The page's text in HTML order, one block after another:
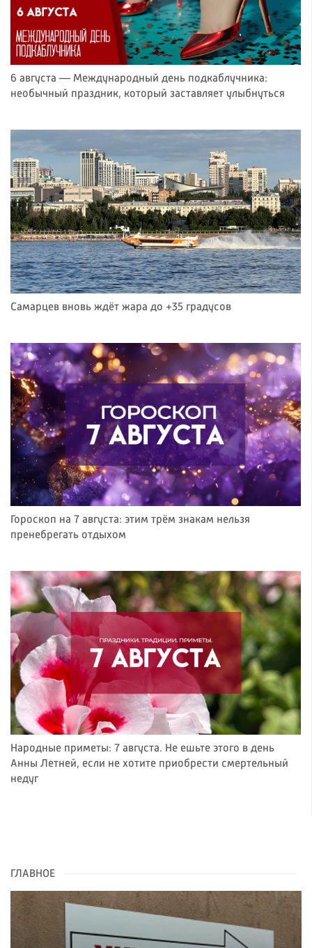
6 августа — Международный день подкаблучника:
необычный праздник, который заставляет улыбнуться
Самарцев вновь ждёт жара до +35 градусов
Гороскоп на 7 августа: этим трём знакам нельзя
пренебрегать отдыхом
Народные приметы: 7 августа. Не ешьте этого в день
Анны Летней, если не хотите приобрести смертельный
недуг
ГЛАВНОЕ